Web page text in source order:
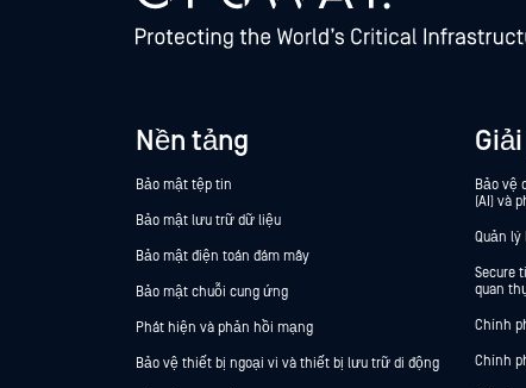
Nền tảng
Bảo mật tệp tin
Bảo mật lưu trữ dữ liệu
Bảo mật điện toán đám mây
Bảo mật chuỗi cung ứng
Phát hiện và phản hồi mạng
Bảo vệ thiết bị ngoại vi và thiết bị lưu trữ di động
Bảo vệ
(AI) và
Quản lý
Secure
quan
Chính
Chính